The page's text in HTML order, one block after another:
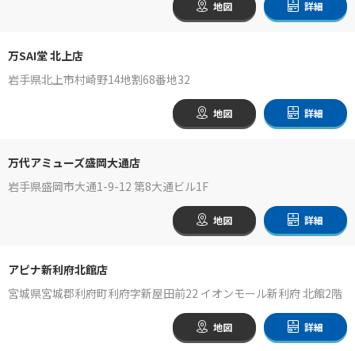
地図 詳細
万SAI堂 北上店
岩手県北上市村崎野14地割68番地32
地図 詳細
万代アミューズ盛岡大通店
岩手県盛岡市大通1-9-12 第8大通ビル1F
地図 詳細
アピナ新利府北館店
宮城県宮城郡利府町利府字新屋田前22 イオンモール新利府 北館2階
地図 詳細